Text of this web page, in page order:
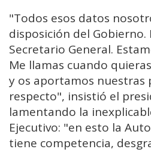
"Todos esos datos
disposición del
Secretario General.
Me llamas cuando
y os aportamos nuestras
respecto", insistió el
lamentando la
Ejecutivo: "en esto la
tiene competencia,